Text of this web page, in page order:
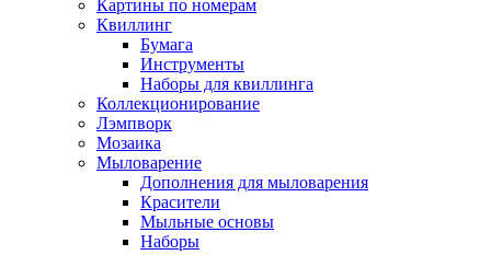
Картины по номерам
Квиллинг
Бумага
Инструменты
Наборы для квиллинга
Коллекционирование
Лэмпворк
Мозаика
Мыловарение
Дополнения для мыловарения
Красители
Мыльные основы
Наборы